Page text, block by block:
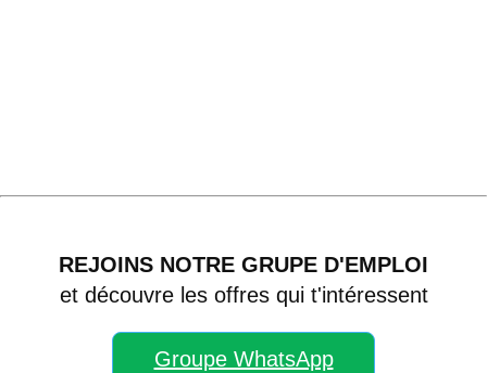
REJOINS NOTRE GRUPE D'EMPLOI
et découvre les offres qui t'intéressent
Groupe WhatsApp